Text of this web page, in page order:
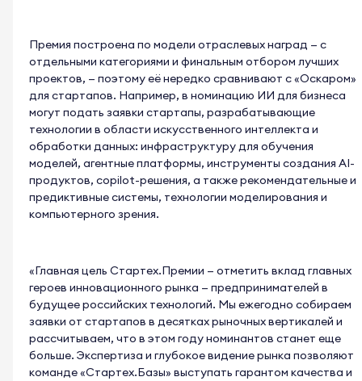
Премия построена по модели отраслевых наград — с
отдельными категориями и финальным отбором лучших
проектов, — поэтому её нередко сравнивают с «Оскаром»
для стартапов. Например, в номинацию ИИ для бизнеса
могут подать заявки стартапы, разрабатывающие
технологии в области искусственного интеллекта и
обработки данных: инфраструктуру для обучения
моделей, агентные платформы, инструменты создания AI-
продуктов, copilot-решения, а также рекомендательные и
предиктивные системы, технологии моделирования и
компьютерного зрения.
«Главная цель Стартех.Премии — отметить вклад главных
героев инновационного рынка — предпринимателей в
будущее российских технологий. Мы ежегодно собираем
заявки от стартапов в десятках рыночных вертикалей и
рассчитываем, что в этом году номинантов станет еще
больше. Экспертиза и глубокое видение рынка позволяют
команде «Стартех.Базы» выступать гарантом качества и